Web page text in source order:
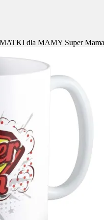
dla MAMY Super Mama